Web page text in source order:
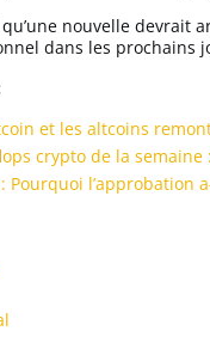
nouvelle devrait
dans les prochains
et les altcoins
crypto de la semaine :
: Pourquoi l’approbation